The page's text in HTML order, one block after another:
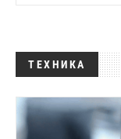
ТЕХНИКА